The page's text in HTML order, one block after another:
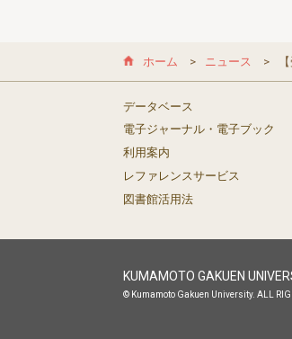
ホーム ニュース
データベース
電子ジャーナル・電子ブック
利用案内
レファレンスサービス
図書館活用法
KUMAMOTO GAKUEN
© Kumamoto Gakuen University. ALL